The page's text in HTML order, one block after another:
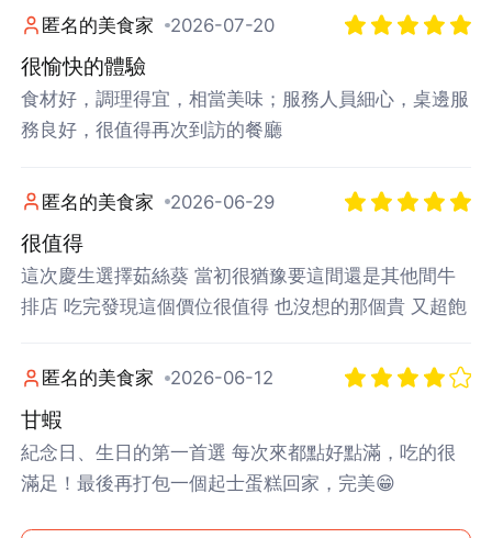
匿名的美食家 2026-07-20
很愉快的體驗
食材好，調理得宜，相當美味；服務人員細心，桌邊服
務良好，很值得再次到訪的餐廳
匿名的美食家 2026-06-29
很值得
這次慶生選擇茹絲葵 當初很猶豫要這間還是其他間牛
排店 吃完發現這個價位很值得 也沒想的那個貴 又超飽
匿名的美食家 2026-06-12
甘蝦
紀念日、生日的第一首選 每次來都點好點滿，吃的很
滿足！最後再打包一個起士蛋糕回家，完美😁